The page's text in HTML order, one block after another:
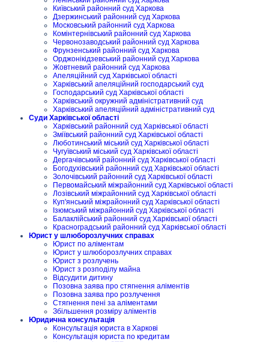
Київський районний суд Харкова
Дзержинський районний суд Харкова
Московський районний суд Харкова
Комінтернівський районний суд Харкова
Червонозаводський районний суд Харкова
Фрунзенський районний суд Харкова
Орджонікідзевський районний суд Харкова
Жовтневий районний суд Харкова
Апеляційний суд Харківської області
Харківський апеляційний господарський суд
Господарський суд Харківської області
Харківський окружний адміністративний суд
Харківський апеляційний адміністративний суд
Суди Харківської області
Харківський районний суд Харківської області
Зміївський районний суд Харківської області
Люботинський міський суд Харківської області
Чугуївський міський суд Харківської області
Дергачівський районний суд Харківської області
Богодухівський районний суд Харківської області
Золочівський районний суд Харківської області
Первомайський міжрайонний суд Харківської області
Лозівський міжрайонний суд Харківської області
Куп'янський міжрайонний суд Харківської області
Ізюмський міжрайонний суд Харківської області
Балаклійський районний суд Харківської області
Красноградський районний суд Харківської області
Юрист у шлюборозлучних справах
Юрист по аліментам
Юрист у шлюборозлучних справах
Юрист з розлучень
Юрист з розподілу майна
Відсудити дитину
Позовна заява про стягнення аліментів
Позовна заява про розлучення
Стягнення пені за аліментами
Збільшення розміру аліментів
Юридична консультація
Консультація юриста в Харкові
Консультація юриста по кредитам